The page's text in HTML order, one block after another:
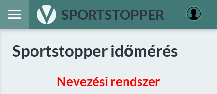
SPORTSTOPPER
Sportstopper időmérés
Nevezési rendszer